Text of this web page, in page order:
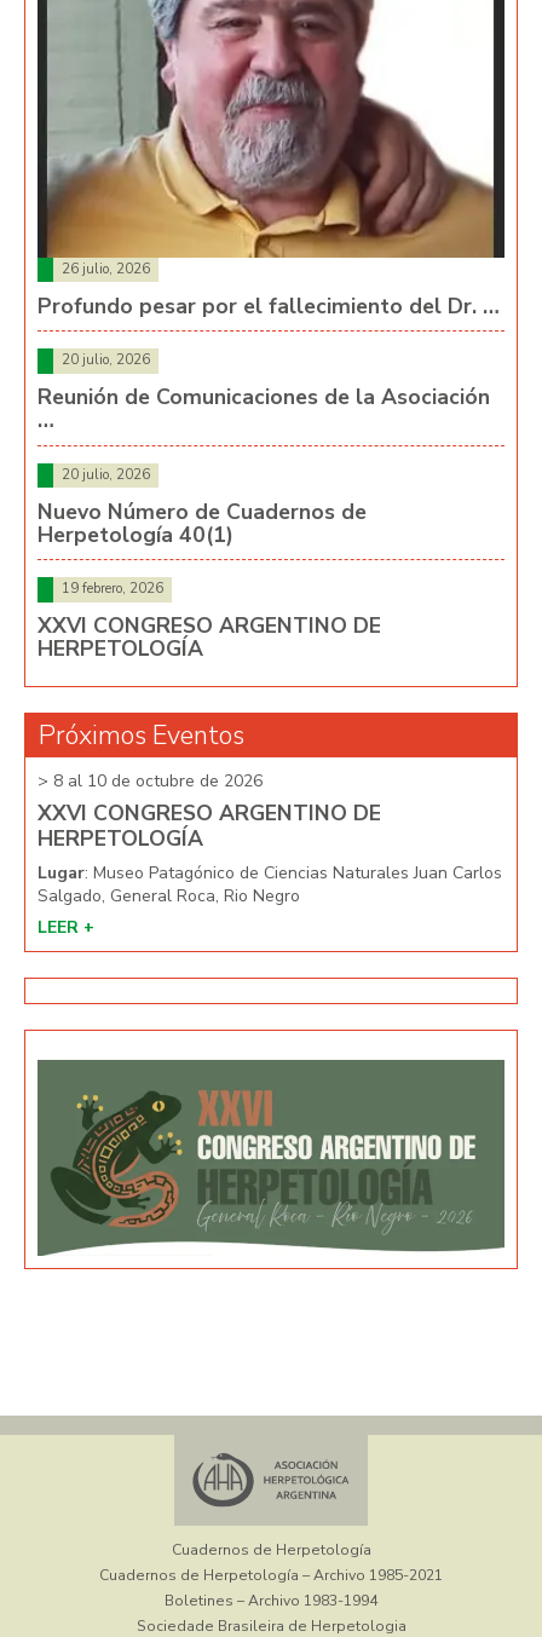
26 julio, 2026
Profundo pesar por el fallecimiento del Dr. …
20 julio, 2026
Reunión de Comunicaciones de la Asociación
…
20 julio, 2026
Nuevo Número de Cuadernos de
Herpetología 40(1)
19 febrero, 2026
XXVI CONGRESO ARGENTINO DE
HERPETOLOGÍA
Próximos Eventos
> 8 al 10 de octubre de 2026
XXVI CONGRESO ARGENTINO DE
HERPETOLOGÍA
Lugar: Museo Patagónico de Ciencias Naturales Juan Carlos
Salgado, General Roca, Rio Negro
LEER +
Cuadernos de Herpetología
Cuadernos de Herpetología – Archivo 1985-2021
Boletines – Archivo 1983-1994
Sociedade Brasileira de Herpetologia